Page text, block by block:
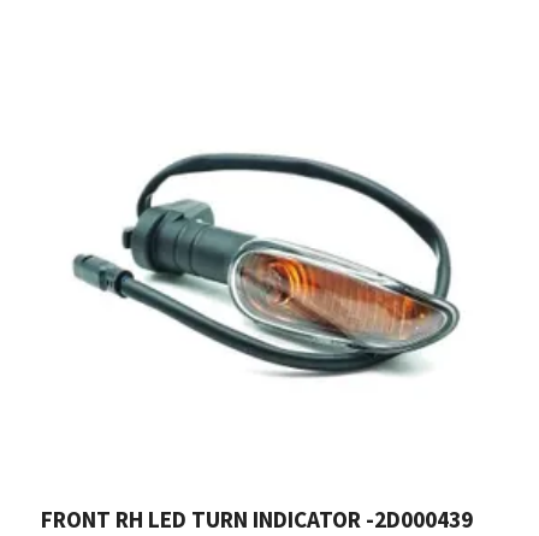
FRONT RH LED TURN INDICATOR -2D000439